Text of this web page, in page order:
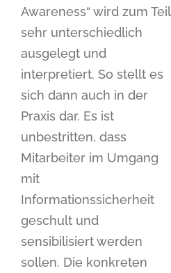
Awareness“ wird zum Teil
sehr unterschiedlich
ausgelegt und
interpretiert. So stellt es
sich dann auch in der
Praxis dar. Es ist
unbestritten, dass
Mitarbeiter im Umgang
mit
Informationssicherheit
geschult und
sensibilisiert werden
sollen. Die konkreten